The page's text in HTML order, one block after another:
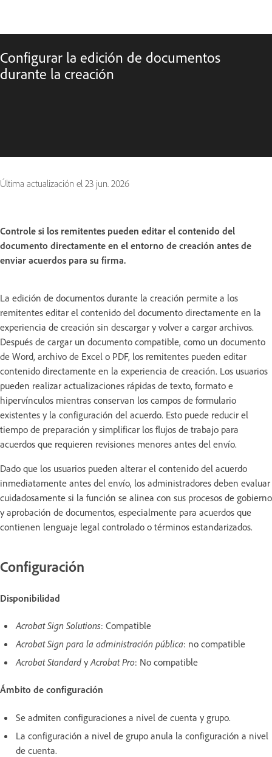
Configurar la edición de documentos
durante la creación
Última actualización el 23 jun. 2026
Controle si los remitentes pueden editar el contenido del
documento directamente en el entorno de creación antes de
enviar acuerdos para su firma.
La edición de documentos durante la creación permite a los
remitentes editar el contenido del documento directamente en la
experiencia de creación sin descargar y volver a cargar archivos.
Después de cargar un documento compatible, como un documento
de Word, archivo de Excel o PDF, los remitentes pueden editar
contenido directamente en la experiencia de creación. Los usuarios
pueden realizar actualizaciones rápidas de texto, formato e
hipervínculos mientras conservan los campos de formulario
existentes y la configuración del acuerdo. Esto puede reducir el
tiempo de preparación y simplificar los flujos de trabajo para
acuerdos que requieren revisiones menores antes del envío.
Dado que los usuarios pueden alterar el contenido del acuerdo
inmediatamente antes del envío, los administradores deben evaluar
cuidadosamente si la función se alinea con sus procesos de gobierno
y aprobación de documentos, especialmente para acuerdos que
contienen lenguaje legal controlado o términos estandarizados.
Configuración
Disponibilidad
Acrobat Sign Solutions: Compatible
Acrobat Sign para la administración pública: no compatible
Acrobat Standard y Acrobat Pro: No compatible
Ámbito de configuración
Se admiten configuraciones a nivel de cuenta y grupo.
La configuración a nivel de grupo anula la configuración a nivel
de cuenta.